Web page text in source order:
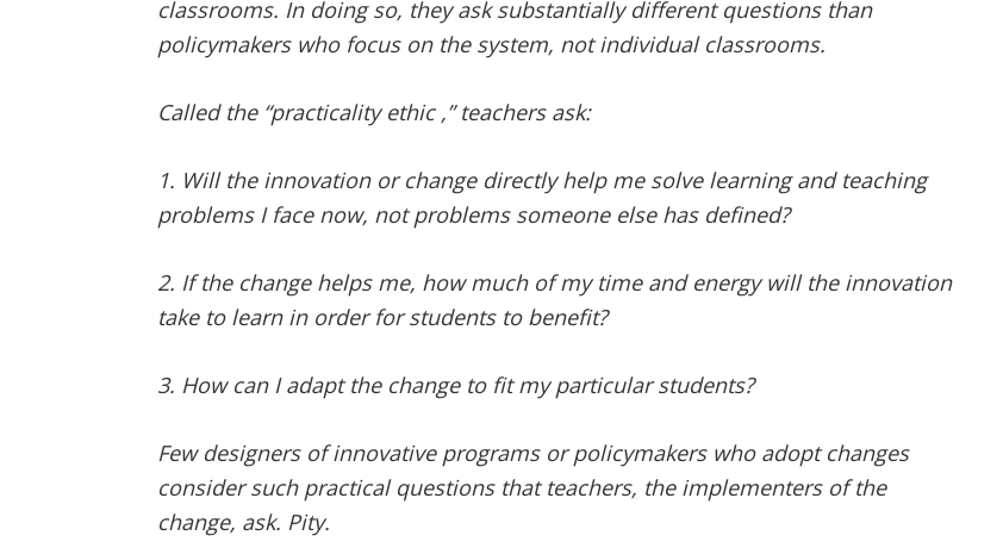
classrooms. In doing so, they ask substantially different questions than
policymakers who focus on the system, not individual classrooms.
Called the “practicality ethic ,” teachers ask:
1. Will the innovation or change directly help me solve learning and teaching
problems I face now, not problems someone else has defined?
2. If the change helps me, how much of my time and energy will the innovation
take to learn in order for students to benefit?
3. How can I adapt the change to fit my particular students?
Few designers of innovative programs or policymakers who adopt changes
consider such practical questions that teachers, the implementers of the
change, ask. Pity.